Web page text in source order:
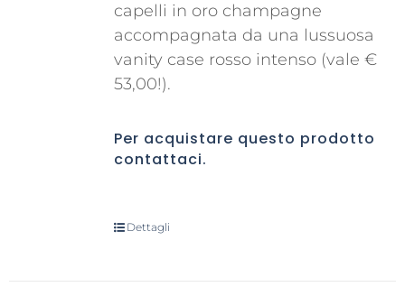
capelli in oro champagne
accompagnata da una lussuosa
vanity case rosso intenso (vale €
53,00!).
Per acquistare questo prodotto
contattaci.
Dettagli